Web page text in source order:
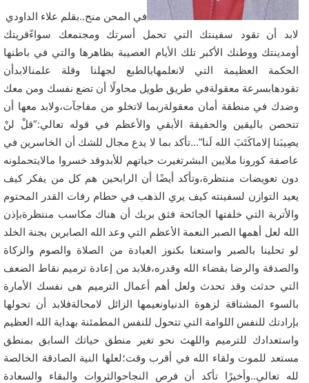
في المحن منح..بقلم علاء الداودي
لابد أن تقود سفينتك التي تحمل أسرتك ومجتمعك سواءًقريتك
أومدينتك ووطنك الأكبر تلك الأيام العصيبة بظاهرها والتي في باطنها
الحكمة العظيمة التي لانعلمهابالطبع لجهلنا وقلة علمنالابدأن
تقودهابسرعة معقولةفي طريق طويل محاولًا أن تضع نفسك ومن معك
وضدك في منطقة أمان معقولةربما لاتخلو من مفاجآت،ولابد معها أن
تتحصن باليقين والحقيقة الأبقي والأعظم في قوله تعالي:”قلْ لنْ
يصِيبَنا إلاماكَتَبَ الله لَنا”…تأكد بما لا يدع مجال للشك أن الخاسرين في
عاصفة كورونا ملايين البشرتغيرت حياتهم للأبدوقد خسروا مالايتحملونه
دون تعويضات منتظرة،وتأكد أيضًا أن الرابحين هم كل من يفكر كيف
يعيد التوازن لسفينته كيف يري الذهب في حطام رفات القدر المحتوم
والأتربة التي خلفتها الجائحة فثق بربك أن هناك مكاسب منتظرةبإذن
الله لعل أهمها الصبر النعمة الأعظم التي وعد الله الصابرين بجنة الخلد
لو تحلينا بالصبر واستعنا بكنوز العبادة من الصلاة والصوم والزكاة
والصدقة والرضا بقضاء الله وقدره،فلابد من إعادة ترميم نقاط الضعف
التي حدثت وقد تحدث ولعل أهم أعمال الترميم هى نفسك الأمارة
بالسوء المشتاقة لزهوة الدنياونعيمها الزائل لامحالةفلابد أن تحولها
بإرادتك للنفس اللوامة التي تتحول للنفس المطمئنة بهداية الله العظيم
واستعدادك للترميم واللهث نحو تغير منطق حياتك السابق بمنطق
مستعد للموت ولقاء الله في أقرب وقت؛لعلها النية الصادقة الخالصة
لله تعالي..وأخيرًا تأكد أن فرص النجاحوالثروات والبقاء والسعادة